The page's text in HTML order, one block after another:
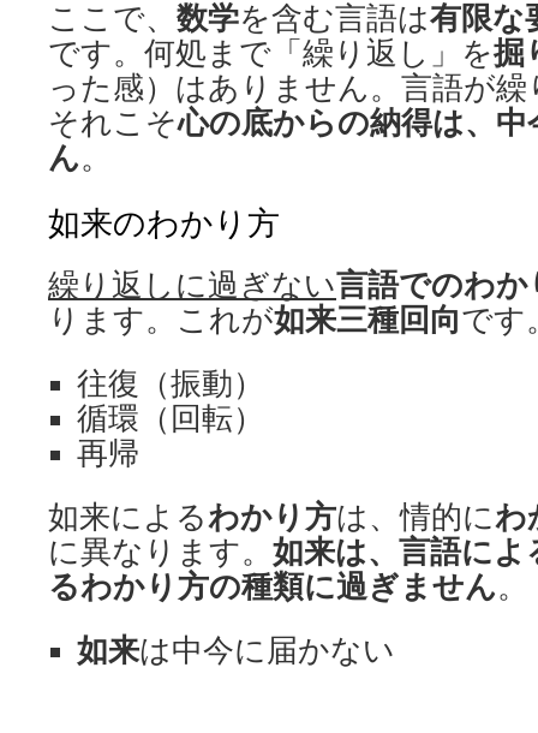
ここで、 数学を含む言語は有限な
です。何処まで「繰り返し」を掘
った感）はありません。言語が
それこそ心の底からの納得は、
ん。
如来のわかり方
繰り返しに過ぎない言語でのわか
ります。これが如来三種回向です
往復（振動）
循環（回転）
再帰
如来によるわかり方は、情的にわ
に異なります。 如来は、言語に
るわかり方の種類に過ぎません。
如来は中今に届かない